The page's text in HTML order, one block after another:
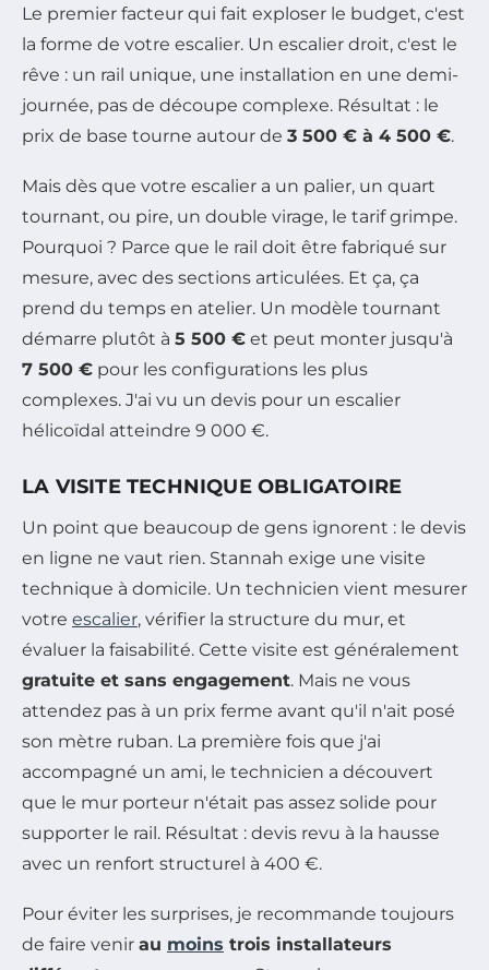
Le premier facteur qui fait exploser le budget, c'est
la forme de votre escalier. Un escalier droit, c'est le
rêve : un rail unique, une installation en une demi-
journée, pas de découpe complexe. Résultat : le
prix de base tourne autour de 3 500 € à 4 500 €.
Mais dès que votre escalier a un palier, un quart
tournant, ou pire, un double virage, le tarif grimpe.
Pourquoi ? Parce que le rail doit être fabriqué sur
mesure, avec des sections articulées. Et ça, ça
prend du temps en atelier. Un modèle tournant
démarre plutôt à 5 500 € et peut monter jusqu'à
7 500 € pour les configurations les plus
complexes. J'ai vu un devis pour un escalier
hélicoïdal atteindre 9 000 €.
LA VISITE TECHNIQUE OBLIGATOIRE
Un point que beaucoup de gens ignorent : le devis
en ligne ne vaut rien. Stannah exige une visite
technique à domicile. Un technicien vient mesurer
votre escalier, vérifier la structure du mur, et
évaluer la faisabilité. Cette visite est généralement
gratuite et sans engagement. Mais ne vous
attendez pas à un prix ferme avant qu'il n'ait posé
son mètre ruban. La première fois que j'ai
accompagné un ami, le technicien a découvert
que le mur porteur n'était pas assez solide pour
supporter le rail. Résultat : devis revu à la hausse
avec un renfort structurel à 400 €.
Pour éviter les surprises, je recommande toujours
de faire venir au moins trois installateurs